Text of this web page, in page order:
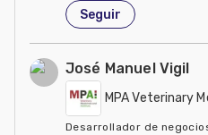
España
Seguir
José Manuel Vigil
MPA Veterinary
Desarrollador de negocios